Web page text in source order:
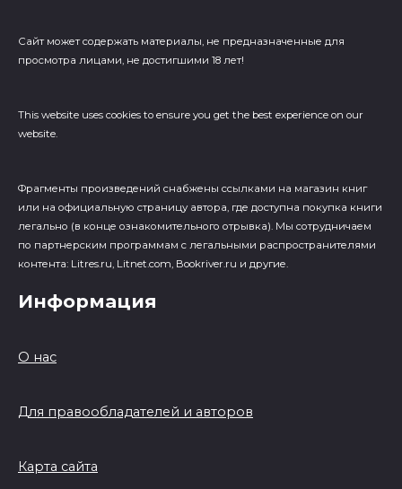
Сайт может содержать материалы, не предназначенные для
просмотра лицами, не достигшими 18 лет!
This website uses cookies to ensure you get the best experience on our
website.
Фрагменты произведений cнабжены ссылками на магазин книг
или на официальную страницу автора, где доступна покупка книги
легально (в конце ознакомительного отрывка). Мы сотрудничаем
по партнерским программам с легальными распространителями
контента: Litres.ru, Litnet.com, Bookriver.ru и другие.
Информация
О нас
Для правообладателей и авторов
Карта сайта